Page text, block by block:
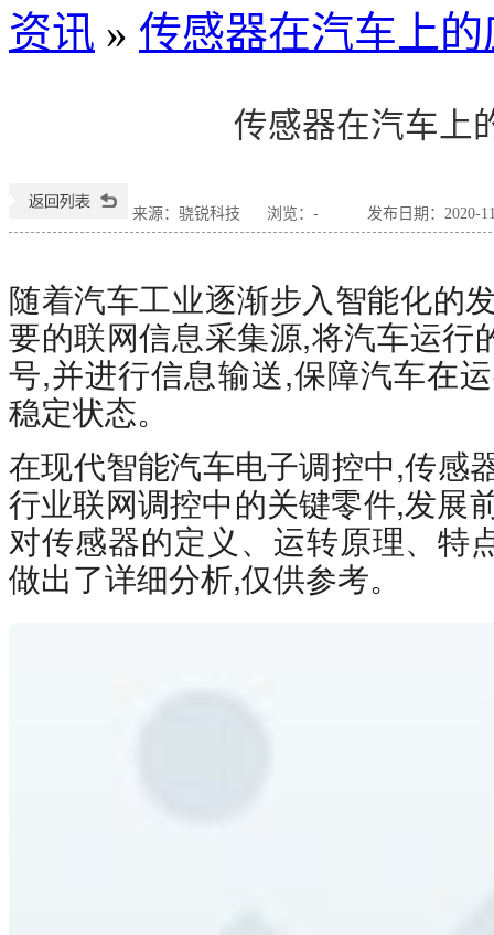
资讯 » 传感器在汽车上的
传感器在汽车上
来源：骁锐科技 浏览： - 发布日期：2020-
随着汽车工业逐渐步入智能化的
要的联网信息采集源,将汽车运行
号,并进行信息输送,保障汽车在
稳定状态。
在现代智能汽车电子调控中,传感
行业联网调控中的关键零件,发展
对传感器的定义、运转原理、特
做出了详细分析,仅供参考。